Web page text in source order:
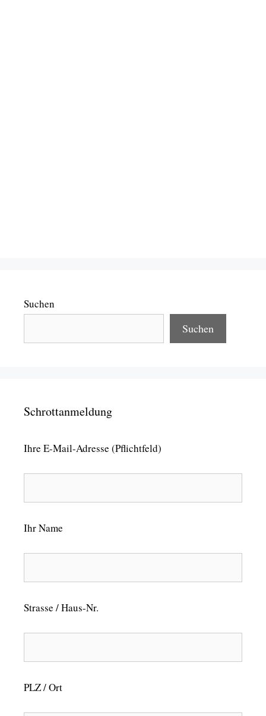
Suchen
Suchen
Schrottanmeldung
Ihre E-Mail-Adresse (Pflichtfeld)
Ihr Name
Strasse / Haus-Nr.
PLZ / Ort